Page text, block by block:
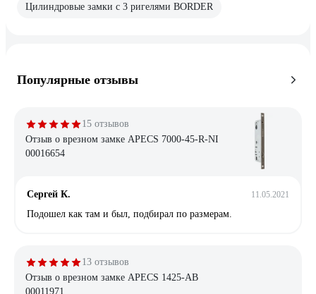
Цилиндровые замки с 3 ригелями BORDER
Популярные отзывы
15 отзывов
Отзыв о врезном замке APECS 7000-45-R-NI
00016654
Сергей К. 11.05.2021
Подошел как там и был, подбирал по размерам.
13 отзывов
Отзыв о врезном замке APECS 1425-AB
00011971